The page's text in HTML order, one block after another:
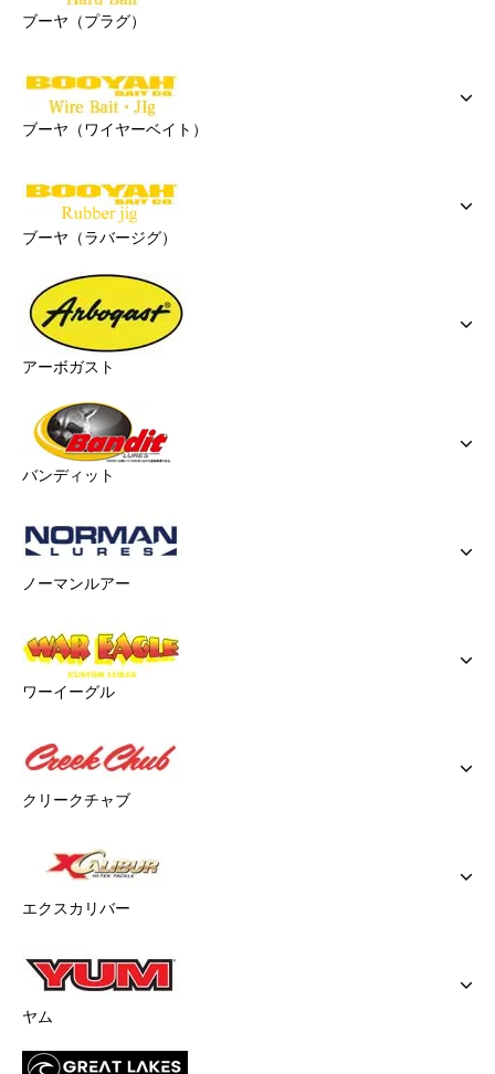
ブーヤ（プラグ）
ブーヤ（ワイヤーベイト）
ブーヤ（ラバージグ）
アーボガスト
バンディット
ノーマンルアー
ワーイーグル
クリークチャブ
エクスカリバー
ヤム